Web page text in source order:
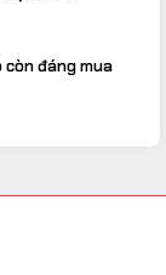
còn đáng mua